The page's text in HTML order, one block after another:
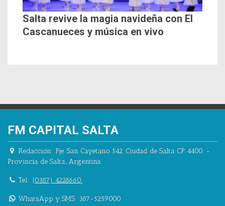
Salta revive la magia navideña con El
Cascanueces y música en vivo
FM CAPITAL SALTA
Redacción: Pje. San Cayetano 542. Ciudad de Salta CP 4400. -
Provincia de Salta., Argentina.
Tel.: (0387) 4228660.
WhatsApp y SMS: 387-5259000.